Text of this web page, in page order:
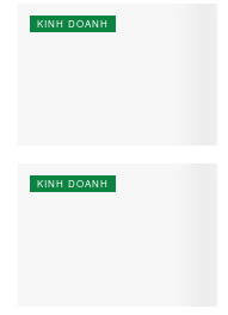
KINH DOANH
KINH DOANH